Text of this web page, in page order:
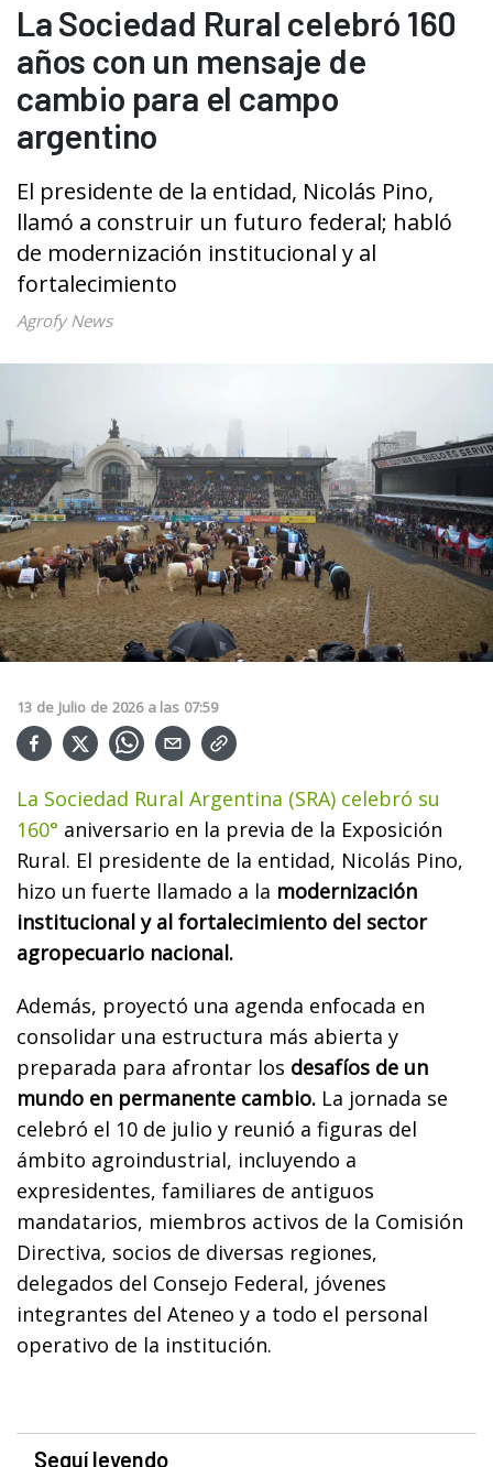
La Sociedad Rural celebró 160
años con un mensaje de
cambio para el campo
argentino
El presidente de la entidad, Nicolás Pino,
llamó a construir un futuro federal; habló
de modernización institucional y al
fortalecimiento
Agrofy News
13 de Julio de 2026 a las 07:59
La Sociedad Rural Argentina (SRA) celebró su
160° aniversario en la previa de la Exposición
Rural. El presidente de la entidad, Nicolás Pino,
hizo un fuerte llamado a la modernización
institucional y al fortalecimiento del sector
agropecuario nacional.
Además, proyectó una agenda enfocada en
consolidar una estructura más abierta y
preparada para afrontar los desafíos de un
mundo en permanente cambio. La jornada se
celebró el 10 de julio y reunió a figuras del
ámbito agroindustrial, incluyendo a
expresidentes, familiares de antiguos
mandatarios, miembros activos de la Comisión
Directiva, socios de diversas regiones,
delegados del Consejo Federal, jóvenes
integrantes del Ateneo y a todo el personal
operativo de la institución.
Seguí leyendo